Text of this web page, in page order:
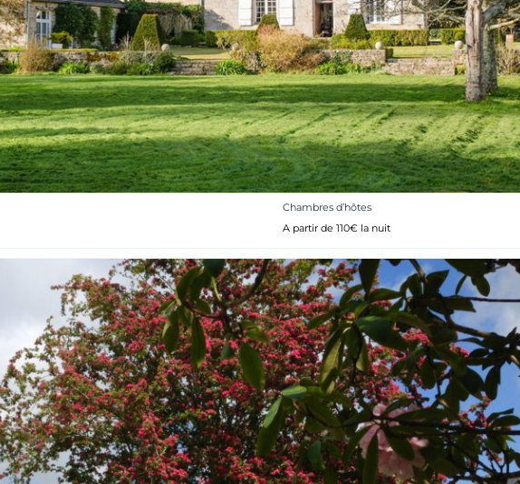
Chambres d’hôtes
A partir de 110€ la nuit